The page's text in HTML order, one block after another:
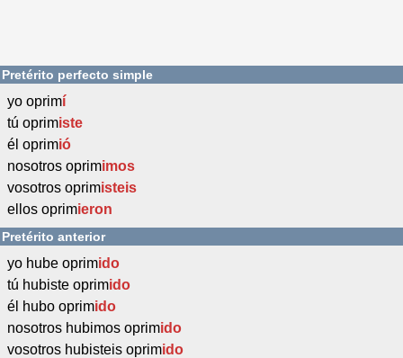
Pretérito perfecto simple
yo oprimí
tú oprimiste
él oprimió
nosotros oprimimos
vosotros oprimisteis
ellos oprimieron
Pretérito anterior
yo hube oprimido
tú hubiste oprimido
él hubo oprimido
nosotros hubimos oprimido
vosotros hubisteis oprimido